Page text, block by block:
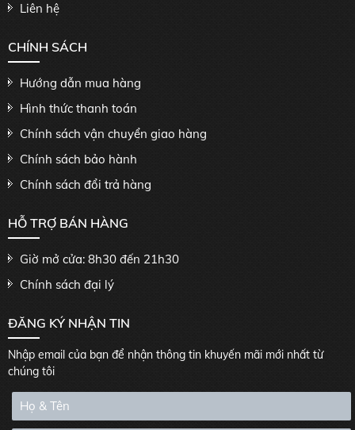
Liên hệ
CHÍNH SÁCH
Hướng dẫn mua hàng
Hình thức thanh toán
Chính sách vận chuyển giao hàng
Chính sách bảo hành
Chính sách đổi trả hàng
HỖ TRỢ BÁN HÀNG
Giờ mở cửa: 8h30 đến 21h30
Chính sách đại lý
ĐĂNG KÝ NHẬN TIN
Nhập email của bạn để nhận thông tin khuyến mãi mới nhất từ
chúng tôi